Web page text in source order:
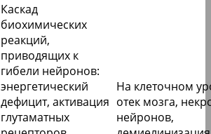
Каскад
биохимических
реакций,
приводящих к
гибели нейронов:
энергетический
дефицит, активация
глутаматных
На клеточном
отек мозга,
нейронов,